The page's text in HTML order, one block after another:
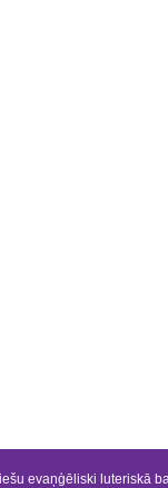
evaņģēliski luteriskā